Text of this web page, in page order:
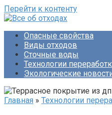
Перейти к контенту
Опасные свойства
Виды отходов
Сточные воды
Технологии
Экологические
Главная » Технологии